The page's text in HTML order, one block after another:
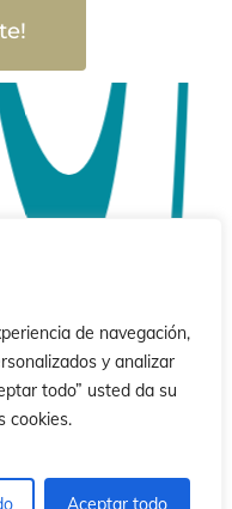
de navegación,
y analizar
todo” usted da su
cookies.
Aceptar todo